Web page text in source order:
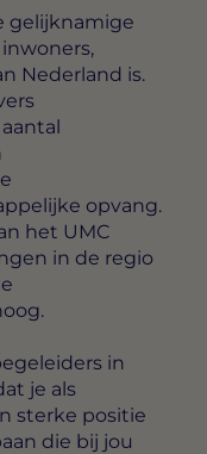
gelijknamige
Nederland is.
opvang.
het UMC
in de regio
in
je als
sterke positie
die bij jou